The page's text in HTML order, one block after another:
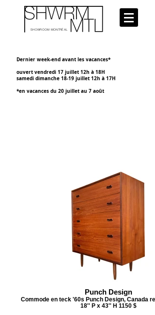
SHOWROOM MONTRÉAL
Dernier week-end avant les vacances*
ouvert vendredi 17 juillet 12h à 18H
samedi dimanche 18-19 juillet 12h à 17H
*en vacances du 20 juillet au 7 août
Punch Design
Commode en teck '60s Punch Design, Canada
18'' P x 43'' H 1150 $